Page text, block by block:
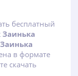
бесплатный
Заинька
в формате
скачать